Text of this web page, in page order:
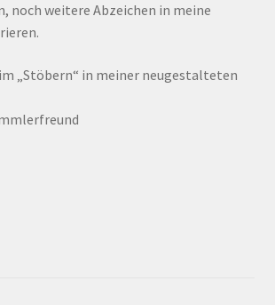
noch weitere Abzeichen in meine
„Stöbern“ in meiner neugestalteten